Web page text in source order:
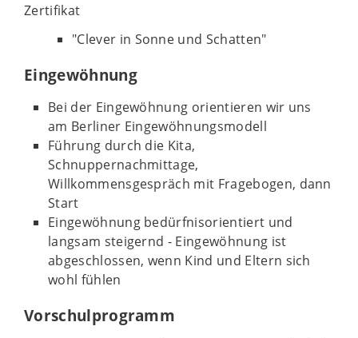
Zertifikat
"Clever in Sonne und Schatten"
Eingewöhnung
Bei der Eingewöhnung orientieren wir uns
am Berliner Eingewöhnungsmodell
Führung durch die Kita,
Schnuppernachmittage,
Willkommensgespräch mit Fragebogen, dann
Start
Eingewöhnung bedürfnisorientiert und
langsam steigernd - Eingewöhnung ist
abgeschlossen, wenn Kind und Eltern sich
wohl fühlen
Vorschulprogramm